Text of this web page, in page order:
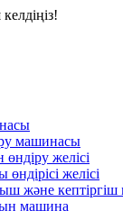
машинасы
желісі
желісі
және
машина